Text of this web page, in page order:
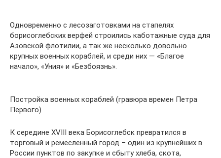
Одновременно с лесозаготовками на стапелях
борисоглебских верфей строились каботажные суда для
Азовской флотилии, а так же несколько довольно
крупных военных кораблей, и среди них — «Благое
начало», «Уния» и «Безбоязнь».
Постройка военных кораблей (гравюра времен Петра
Первого)
К середине XVIII века Борисоглебск превратился в
торговый и ремесленный город – один из крупнейших в
России пунктов по закупке и сбыту хлеба, скота,